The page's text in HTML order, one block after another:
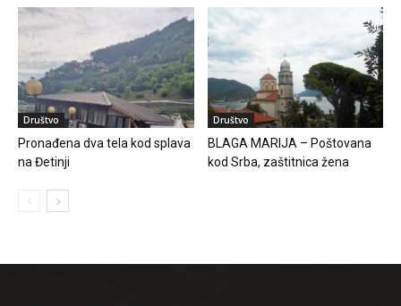
Društvo
Pronađena dva tela kod splava
na Đetinji
Društvo
BLAGA MARIJA – Poštovana
kod Srba, zaštitnica žena